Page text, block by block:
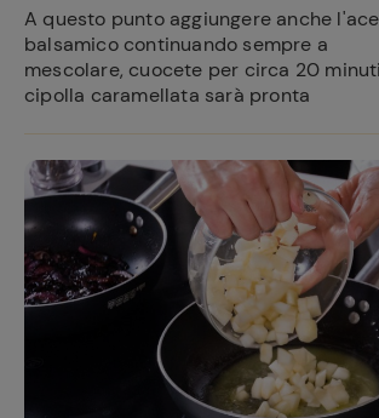
A questo punto aggiungere anche
balsamico continuando sempre a
mescolare, cuocete per circa 20
cipolla caramellata sarà pronta